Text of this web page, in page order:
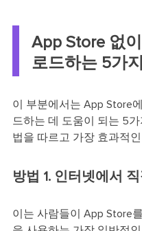
App Store 없
로드하는 5가
이 부분에서는 App Store
드하는 데 도움이 되는 5
법을 따르고 가장 효과적
방법 1. 인터넷에서
이는 사람들이 App Store